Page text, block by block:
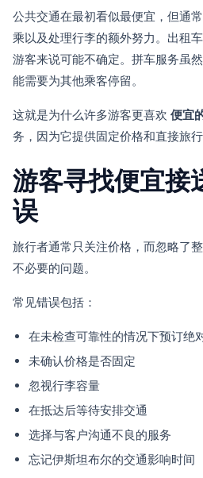
公共交通在最初看似最便宜，但通
乘以及处理行李的额外努力。出租
游客来说可能不确定。拼车服务虽
能需要为其他乘客停留。
这就是为什么许多游客更喜欢 便宜
务，因为它提供固定价格和直接旅行
游客寻找便宜接
误
旅行者通常只关注价格，而忽略了
不必要的问题。
常见错误包括：
在未检查可靠性的情况下预订绝
未确认价格是否固定
忽视行李容量
在抵达后等待安排交通
选择与客户沟通不良的服务
忘记伊斯坦布尔的交通影响时间